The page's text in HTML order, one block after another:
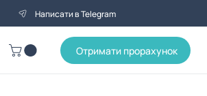
Написати в Telegram
Отримати прорахунок